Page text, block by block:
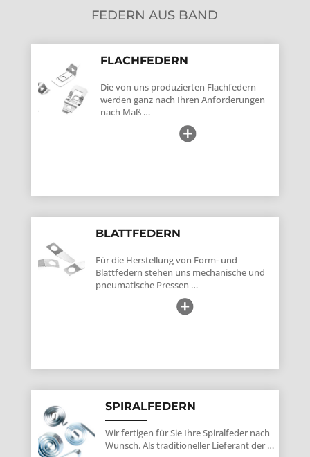
FEDERN AUS BAND
FLACHFEDERN
Die von uns produzierten Flachfedern
werden ganz nach Ihren Anforderungen
nach Maß …
BLATTFEDERN
Für die Herstellung von Form- und
Blattfedern stehen uns mechanische und
pneumatische Pressen …
SPIRALFEDERN
Wir fertigen für Sie Ihre Spiralfeder nach
Wunsch. Als traditioneller Lieferant der …